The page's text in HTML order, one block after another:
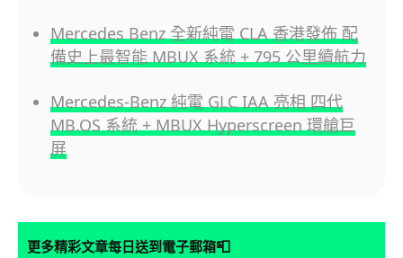
Mercedes Benz 全新純電 CLA 香港發佈 配
備史上最智能 MBUX 系統 + 795 公里續航力
Mercedes-Benz 純電 GLC IAA 亮相 四代
MB.OS 系統 + MBUX Hyperscreen 環艙巨
屏
更多精彩文章每日送到電子郵箱📮